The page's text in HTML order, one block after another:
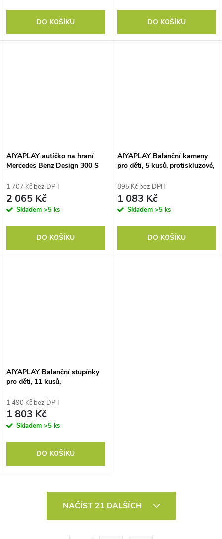
DO KOŠÍKU DO KOŠÍKU
AIYAPLAY autíčko na hraní
Mercedes Benz Design 300 S
1 707 Kč bez DPH
2 065 Kč
Skladem >5 ks
DO KOŠÍKU
AIYAPLAY Balanční kameny
pro děti, 5 kusů, protiskluzové,
vnitřní i venkovní použití
895 Kč bez DPH
1 083 Kč
Skladem >5 ks
DO KOŠÍKU
AIYAPLAY Balanční stupínky
pro děti, 11 kusů,
kameny, pro rozvoj motoriky,
plastové, barevné
1 490 Kč bez DPH
1 803 Kč
Skladem >5 ks
DO KOŠÍKU
NAČÍST 21 DALŠÍCH